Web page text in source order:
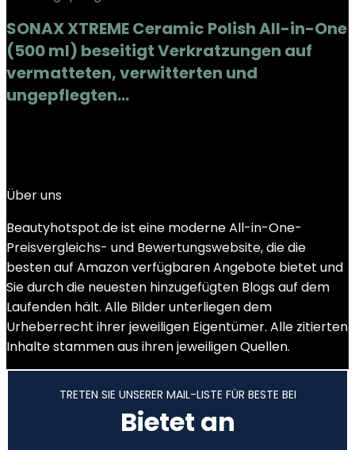
SONAX XTREME Ceramic Polish All-in-One
(500 ml) beseitigt Verkratzungen auf
vermatteten, verwitterten und
ungepflegten…
Über uns
Beautyhotspot.de ist eine moderne All-in-One-
Preisvergleichs- und Bewertungswebsite, die die
besten auf Amazon verfügbaren Angebote bietet und
Sie durch die neuesten hinzugefügten Blogs auf dem
Laufenden hält. Alle Bilder unterliegen dem
Urheberrecht ihrer jeweiligen Eigentümer. Alle zitierten
Inhalte stammen aus ihren jeweiligen Quellen.
TRETEN SIE UNSERER MAIL-LISTE FÜR BESTE BEI
Bietet an